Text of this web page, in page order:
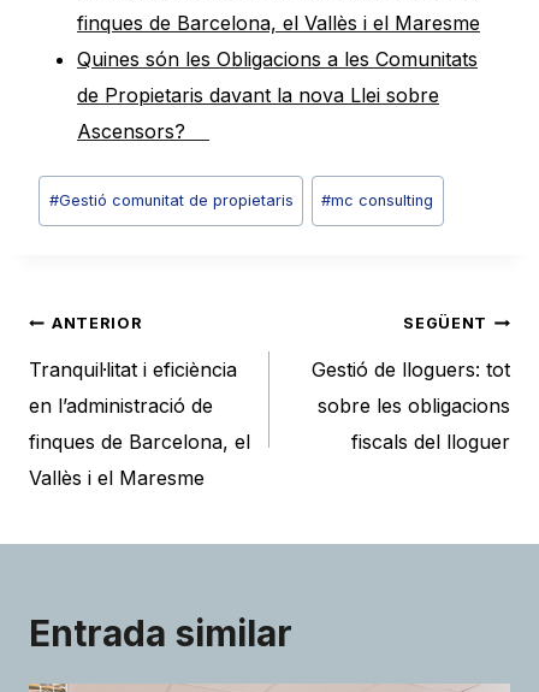
finques de Barcelona, el Vallès i el Maresme
Quines són les Obligacions a les Comunitats
de Propietaris davant la nova Llei sobre
Ascensors?
Etiquetes
d'entrada
#Gestió comunitat de propietaris #mc consulting
Navegació
d'entrades
ANTERIOR
Tranquil·litat i eficiència
en l’administració de
finques de Barcelona, el
Vallès i el Maresme
SEGÜENT
Gestió de lloguers: tot
sobre les obligacions
fiscals del lloguer
Entrada similar